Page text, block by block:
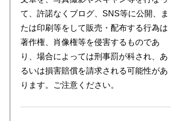
て、許諾なくブログ、SNS等に公開、ま
たは印刷等をして販売・配布する行為は
著作権、肖像権等を侵害するものであ
り、場合によっては刑事罰が科され、あ
るいは損害賠償を請求される可能性があ
ります。ご注意ください。